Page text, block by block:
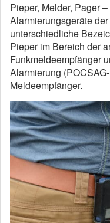
Pieper, Melder, Pager
Alarmierungsgeräte
unterschiedliche
Pieper im Bereich der
Funkmeldeempfänger
Alarmierung
Meldeempfänger.